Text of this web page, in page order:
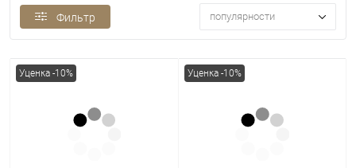
Фильтр популярности
Уценка -10% Уценка -10%